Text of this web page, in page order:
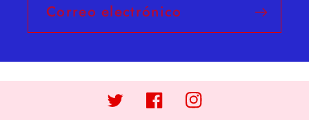
Correo electrónico
TwitterFacebookInstagram